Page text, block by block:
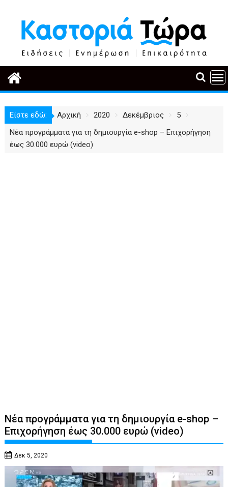
περιεχόμενο
Είστε εδώ: Αρχική 2020 Δεκέμβριος
5
Νέα προγράμματα για τη δημιουργία e-shop – Επιχορήγηση
έως 30.000 ευρώ (video)
Νέα προγράμματα για τη δημιουργία e-shop –
Επιχορήγηση έως 30.000 ευρώ (video)
Δεκ 5, 2020